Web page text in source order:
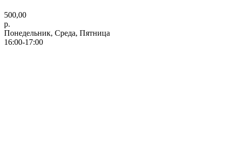
500,00
р.
Понедельник, Среда, Пятница
16:00-17:00